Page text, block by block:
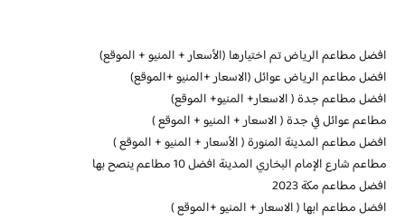
افضل مطاعم الرياض تم اختيارها (الأسعار + المنيو + الموقع)
افضل مطاعم الرياض عوائل (الاسعار +المنيو +الموقع)
افضل مطاعم جدة ( الاسعار+ المنيو+ الموقع)
مطاعم عوائل في جدة ( الاسعار + المنيو + الموقع )
افضل مطاعم المدينة المنورة ( الأسعار + المنيو + الموقع )
مطاعم شارع الإمام البخاري المدينة افضل 10 مطاعم ينصح بها
افضل مطاعم مكة 2023
افضل مطاعم ابها ( الاسعار + المنيو +الموقع )